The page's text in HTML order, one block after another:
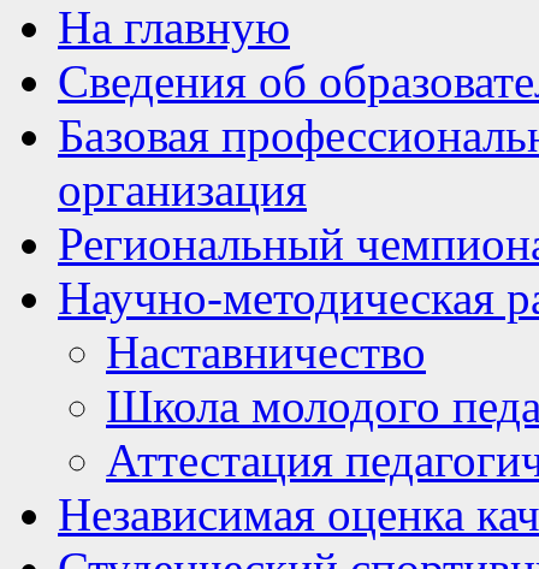
На главную
Сведения об
Базовая
организация
Региональный
Научно-методическая
Наставничество
Школа молодого
Аттестация
Независимая оценка